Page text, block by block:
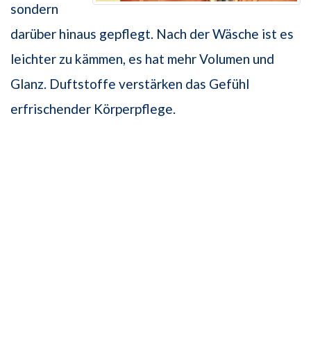
sondern
darüber hinaus gepflegt. Nach der Wäsche ist es
leichter zu kämmen, es hat mehr Volumen und
Glanz. Duftstoffe verstärken das Gefühl
erfrischender Körperpflege.